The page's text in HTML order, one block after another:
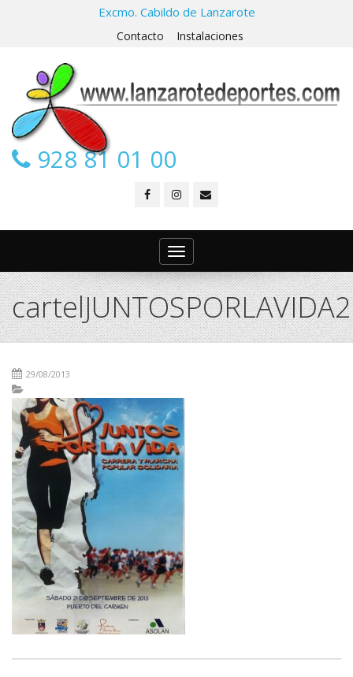
Excmo. Cabildo de Lanzarote
Contacto Instalaciones
928 81 01 00
Toggle
navigation
29/08/2013